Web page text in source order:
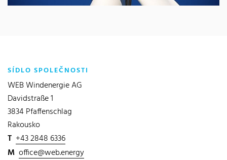
SÍDLO SPOLEČNOSTI
WEB Windenergie AG
Davidstraße 1
3834 Pfaffenschlag
Rakousko
T +43 2848 6336
M office@web.energy